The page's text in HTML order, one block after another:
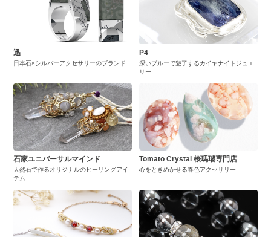
迅
日本石×シルバーアクセサリーのブランド
P4
深いブルーで魅了するカイヤナイトジュエ
リー
石家ユニバーサルマインド
天然石で作るオリジナルのヒーリングアイ
テム
Tomato Crystal 桜瑪瑙専門店
心をときめかせる春色アクセサリー